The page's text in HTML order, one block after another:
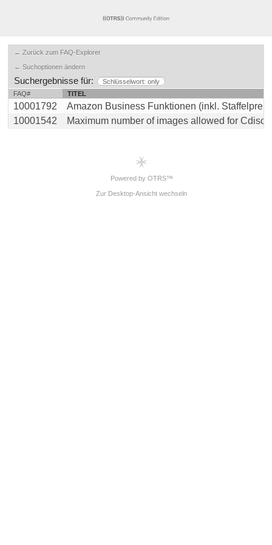
← Zurück zum FAQ-Explorer
← Suchoptionen ändern
Suchergebnisse für:
Schlüsselwort: only
FAQ#
TITEL
10001792
Amazon Business Funktionen (inkl.
10001542
Maximum number of images allowed for
Powered by OTRS™
Zur Desktop-Ansicht wechseln